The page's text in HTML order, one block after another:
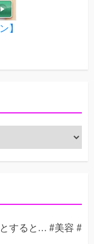
】
すると… #美容 #